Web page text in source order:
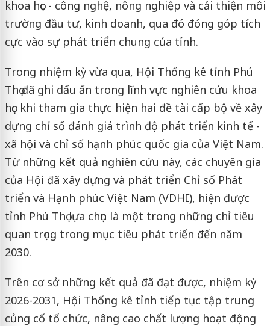
khoa học - công nghệ, nông nghiệp và cải thiện môi
trường đầu tư, kinh doanh, qua đó đóng góp tích
cực vào sự phát triển chung của tỉnh.
Trong nhiệm kỳ vừa qua, Hội Thống kê tỉnh Phú
Thọ đã ghi dấu ấn trong lĩnh vực nghiên cứu khoa
học khi tham gia thực hiện hai đề tài cấp bộ về xây
dựng chỉ số đánh giá trình độ phát triển kinh tế -
xã hội và chỉ số hạnh phúc quốc gia của Việt Nam.
Từ những kết quả nghiên cứu này, các chuyên gia
của Hội đã xây dựng và phát triển Chỉ số Phát
triển và Hạnh phúc Việt Nam (VDHI), hiện được
tỉnh Phú Thọ lựa chọn là một trong những chỉ tiêu
quan trọng trong mục tiêu phát triển đến năm
2030.
Trên cơ sở những kết quả đã đạt được, nhiệm kỳ
2026-2031, Hội Thống kê tỉnh tiếp tục tập trung
củng cố tổ chức, nâng cao chất lượng hoạt động